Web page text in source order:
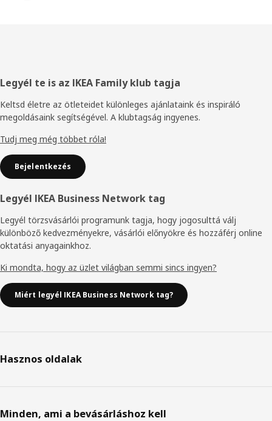
Élőláb
Legyél te is az IKEA Family klub tagja
Keltsd életre az ötleteidet különleges ajánlataink és inspiráló
megoldásaink segítségével. A klubtagság ingyenes.
Tudj meg még többet róla!
Bejelentkezés
Legyél IKEA Business Network tag
Legyél törzsvásárlói programunk tagja, hogy jogosulttá válj
különböző kedvezményekre, vásárlói előnyökre és hozzáférj online
oktatási anyagainkhoz.
Ki mondta, hogy az üzlet világban semmi sincs ingyen?
Miért legyél IKEA Business Network tag?
Hasznos oldalak
Minden, ami a bevásárláshoz kell